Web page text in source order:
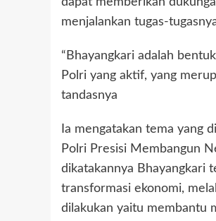
menjalankan tugas-
“Bhayangkari adalah
Polri yang aktif, yang
tandasnya
Ia mengatakan tema yang
Polri Presisi Membangun
dikatakannya Bhayangkari
transformasi ekonomi,
dilakukan yaitu membantu